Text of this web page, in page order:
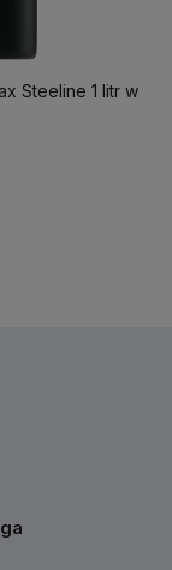
Steeline 1 litr w